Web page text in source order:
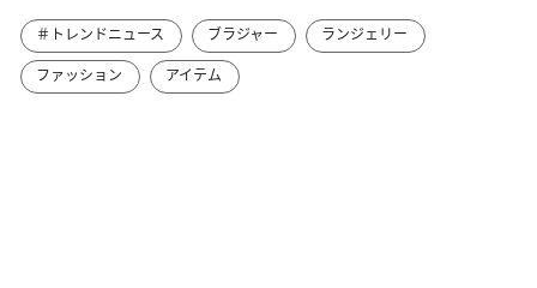
＃トレンドニュース ブラジャー
ランジェリー
ファッション
アイテム